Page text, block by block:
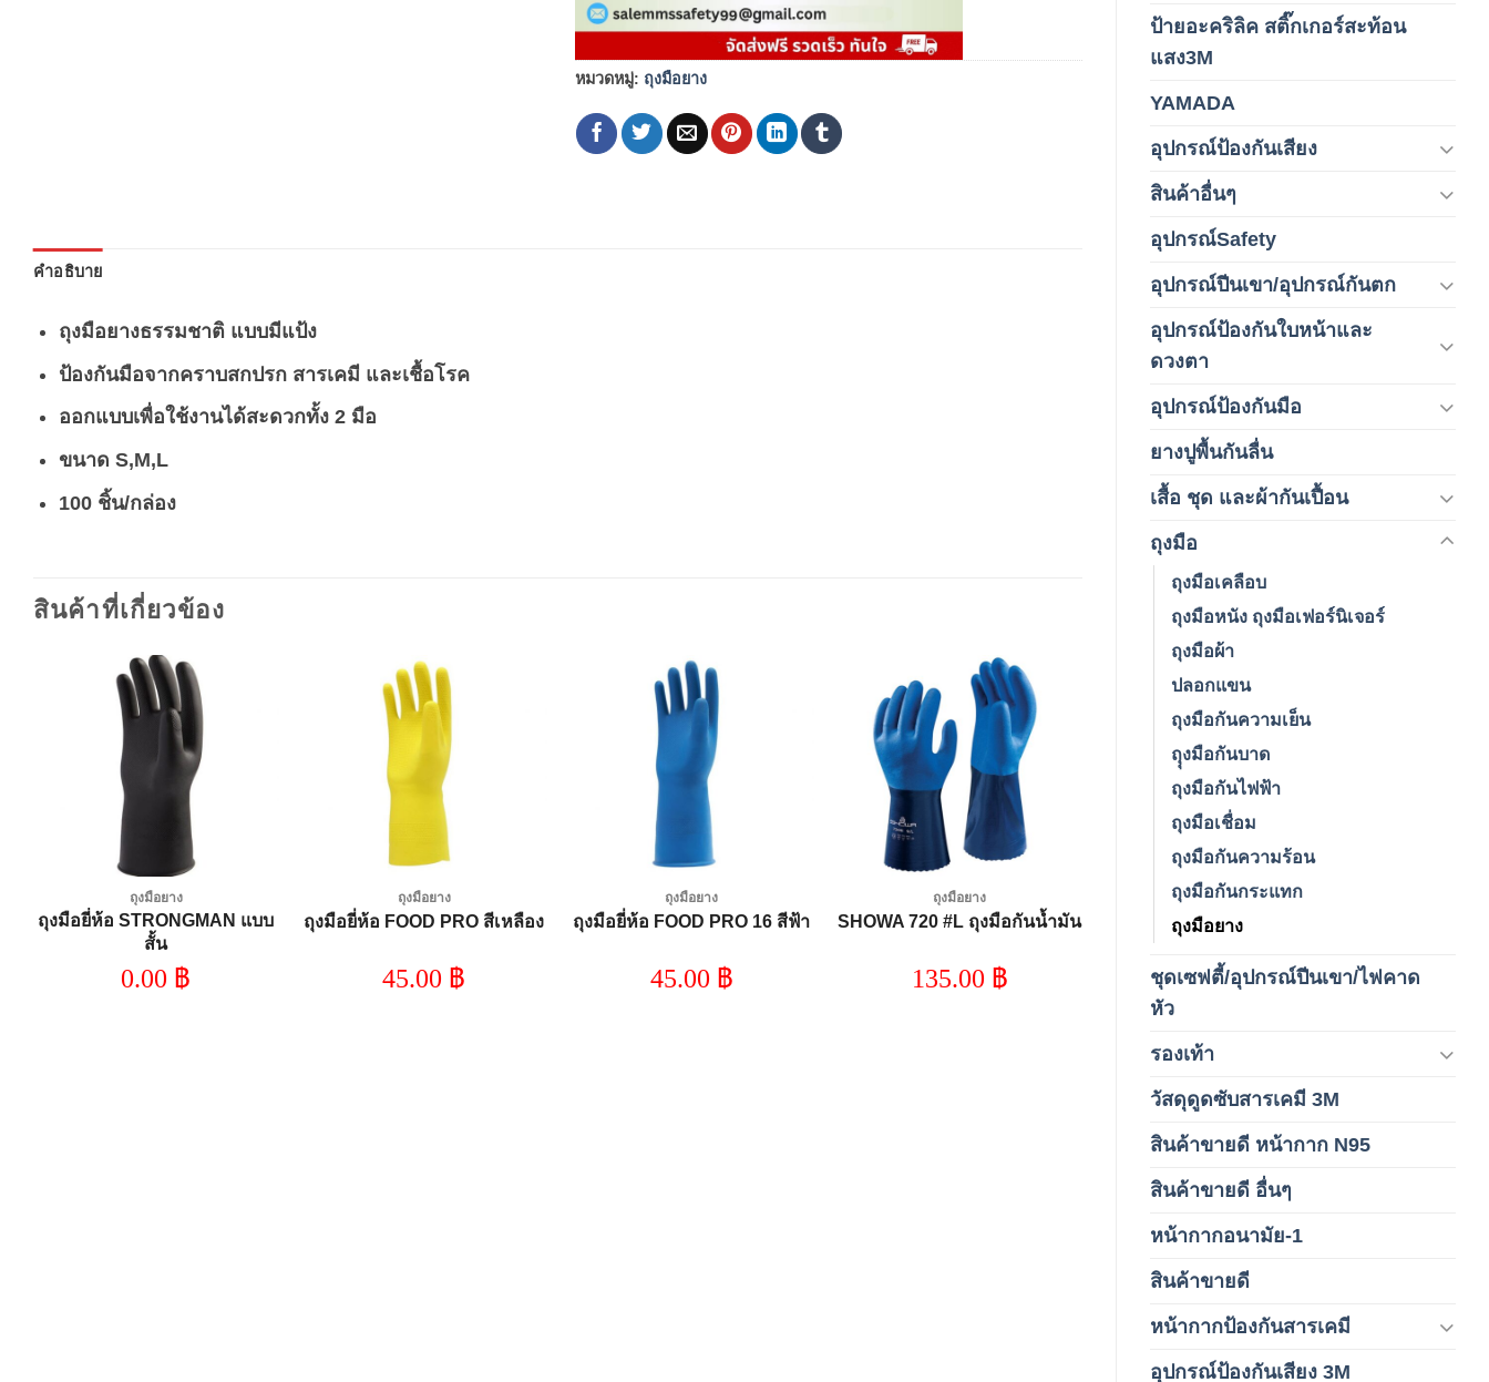
ป้ายอะคริลิค สติ๊กเกอร์สะท้อน
แสง3M
YAMADA
อุปกรณ์ป้องกันเสียง
สินค้าอื่นๆ
อุปกรณ์Safety
อุปกรณ์ปีนเขา/อุปกรณ์กันตก
อุปกรณ์ป้องกันใบหน้าและ
ดวงตา
อุปกรณ์ป้องกันมือ
ยางปูพื้นกันลื่น
เสื้อ ชุด และผ้ากันเปื้อน
ถุงมือ
ถุงมือเคลือบ
ถุงมือหนัง ถุงมือเฟอร์นิเจอร์
ถุงมือผ้า
ปลอกแขน
ถุงมือกันความเย็น
ถุุงมือกันบาด
ถุงมือกันไฟฟ้า
ถุงมือเชื่อม
ถุงมือกันความร้อน
ถุงมือกันกระแทก
ถุงมือยาง
ชุดเซฟตี้/อุปกรณ์ปีนเขา/ไฟคาด
หัว
รองเท้า
วัสดุดูดซับสารเคมี 3M
สินค้าขายดี หน้ากาก N95
สินค้าขายดี อื่นๆ
หน้ากากอนามัย-1
สินค้าขายดี
หน้ากากป้องกันสารเคมี
อุปกรณ์ป้องกันเสียง 3M
หมวดหมู่: ถุงมือยาง
คำอธิบาย
ถุงมือยางธรรมชาติ แบบมีแป้ง
ป้องกันมือจากคราบสกปรก สารเคมี และเชื้อโรค
ออกแบบเพื่อใช้งานได้สะดวกทั้ง 2 มือ
ขนาด S,M,L
100 ชิ้น/กล่อง
สินค้าที่เกี่ยวข้อง
ถุงมือยาง
ถุงมือยี่ห้อ STRONGMAN แบบ
สั้น
0.00 ฿
ถุงมือยาง
ถุงมือยี่ห้อ FOOD PRO สีเหลือง
45.00 ฿
ถุงมือยาง
ถุงมือยี่ห้อ FOOD PRO 16 สีฟ้า
45.00 ฿
Add to
wishlist
ถุงมือยาง
SHOWA 720 #L ถุงมือกันน้ำมัน
135.00 ฿